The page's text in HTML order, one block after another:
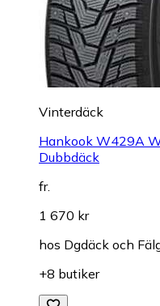
Vinterdäck
Hankook W429A
Dubbdäck
fr.
1 670 kr
hos Dgdäck och
+8 butiker